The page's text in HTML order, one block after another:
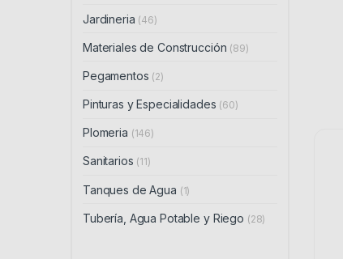
Jardineria (46)
Materiales de Construcción (89)
Pegamentos (2)
Pinturas y Especialidades (60)
Plomeria (146)
Sanitarios (11)
Tanques de Agua (1)
Tubería, Agua Potable y Riego (28)